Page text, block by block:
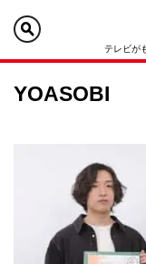
テレビが
YOASOBI